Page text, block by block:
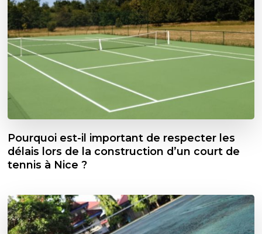
Pourquoi est-il important de respecter les
délais lors de la construction d’un court de
tennis à Nice ?